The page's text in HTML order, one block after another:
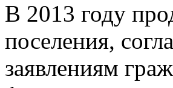
В 2013 году
поселения,
заявлениям